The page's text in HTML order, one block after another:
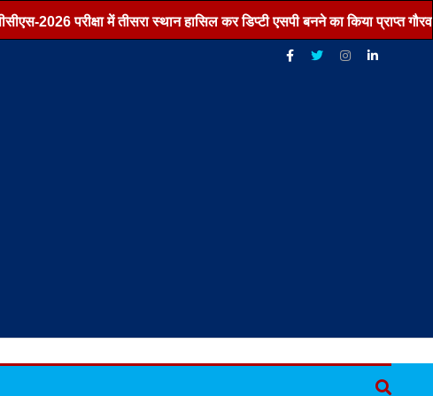
परीक्षा में तीसरा स्थान हासिल कर डिप्टी एसपी बनने का किया प्राप्त गौरव ,,,